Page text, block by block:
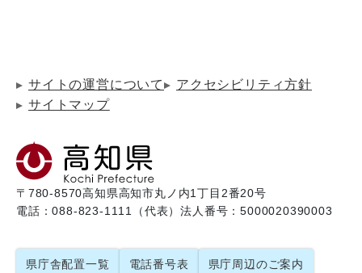
サイトの運営について
アクセシビリティ方針
サイトマップ
〒780-8570高知県高知市丸ノ内1丁目2番20号
電話：088-823-1111（代表）法人番号：5000020390003
県庁舎配置一覧 電話番号表 県庁周辺のご案内